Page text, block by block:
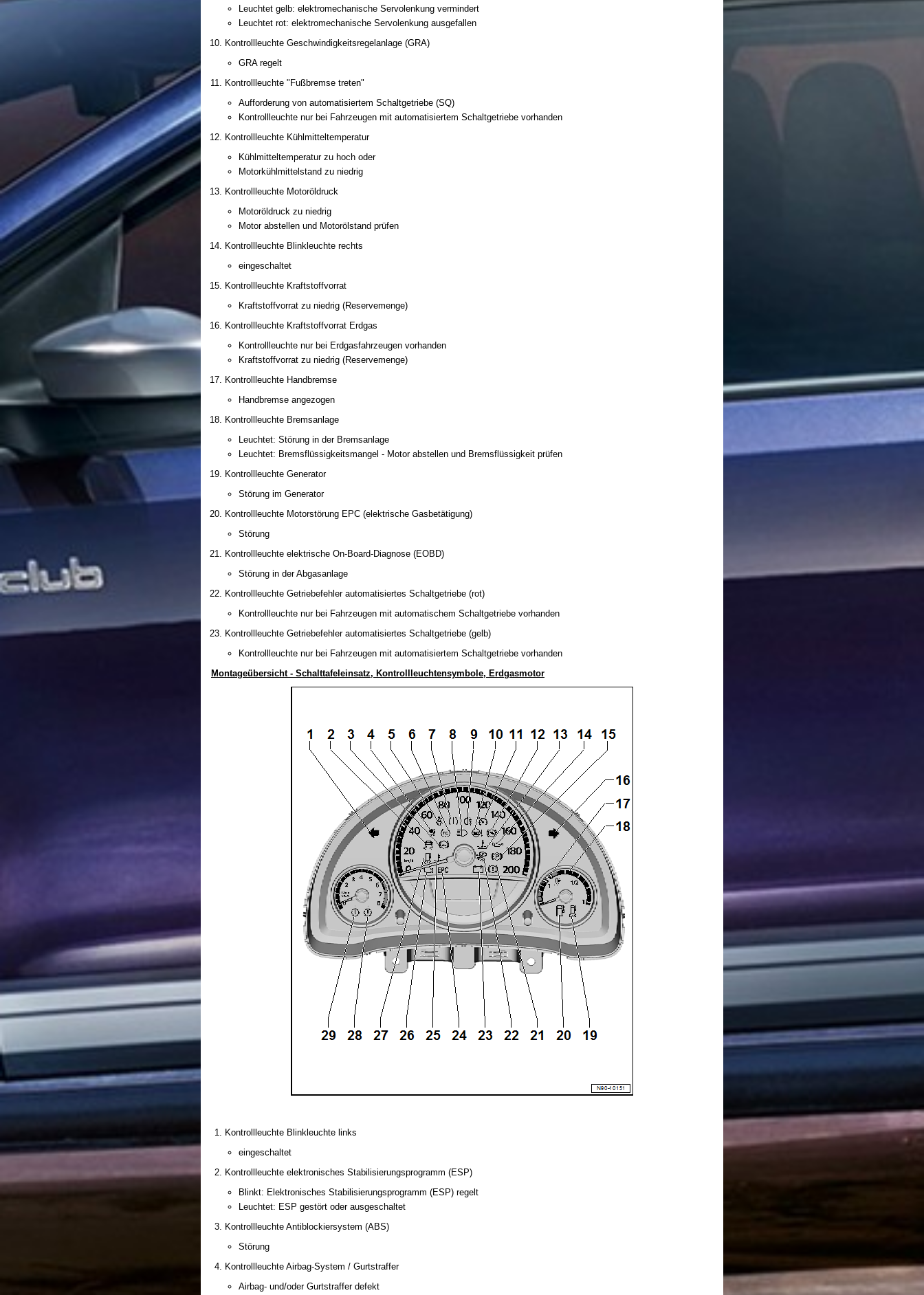
Leuchtet gelb: elektromechanische Servolenkung vermindert
Leuchtet rot: elektromechanische Servolenkung ausgefallen
Kontrollleuchte Geschwindigkeitsregelanlage (GRA)
GRA regelt
Kontrollleuchte "Fußbremse treten"
Aufforderung von automatisiertem Schaltgetriebe (SQ)
Kontrollleuchte nur bei Fahrzeugen mit automatisiertem Schaltgetriebe vorhanden
Kontrollleuchte Kühlmitteltemperatur
Kühlmitteltemperatur zu hoch oder
Motorkühlmittelstand zu niedrig
Kontrollleuchte Motoröldruck
Motoröldruck zu niedrig
Motor abstellen und Motorölstand prüfen
Kontrollleuchte Blinkleuchte rechts
eingeschaltet
Kontrollleuchte Kraftstoffvorrat
Kraftstoffvorrat zu niedrig (Reservemenge)
Kontrollleuchte Kraftstoffvorrat Erdgas
Kontrollleuchte nur bei Erdgasfahrzeugen vorhanden
Kraftstoffvorrat zu niedrig (Reservemenge)
Kontrollleuchte Handbremse
Handbremse angezogen
Kontrollleuchte Bremsanlage
Leuchtet: Störung in der Bremsanlage
Leuchtet: Bremsflüssigkeitsmangel - Motor abstellen und Bremsflüssigkeit prüfen
Kontrollleuchte Generator
Störung im Generator
Kontrollleuchte Motorstörung EPC (elektrische Gasbetätigung)
Störung
Kontrollleuchte elektrische On-Board-Diagnose (EOBD)
Störung in der Abgasanlage
Kontrollleuchte Getriebefehler automatisiertes Schaltgetriebe (rot)
Kontrollleuchte nur bei Fahrzeugen mit automatischem Schaltgetriebe vorhanden
Kontrollleuchte Getriebefehler automatisiertes Schaltgetriebe (gelb)
Kontrollleuchte nur bei Fahrzeugen mit automatisiertem Schaltgetriebe vorhanden
Montageübersicht - Schalttafeleinsatz, Kontrollleuchtensymbole, Erdgasmotor
Kontrollleuchte Blinkleuchte links
eingeschaltet
Kontrollleuchte elektronisches Stabilisierungsprogramm (ESP)
Blinkt: Elektronisches Stabilisierungsprogramm (ESP) regelt
Leuchtet: ESP gestört oder ausgeschaltet
Kontrollleuchte Antiblockiersystem (ABS)
Störung
Kontrollleuchte Airbag-System / Gurtstraffer
Airbag- und/oder Gurtstraffer defekt